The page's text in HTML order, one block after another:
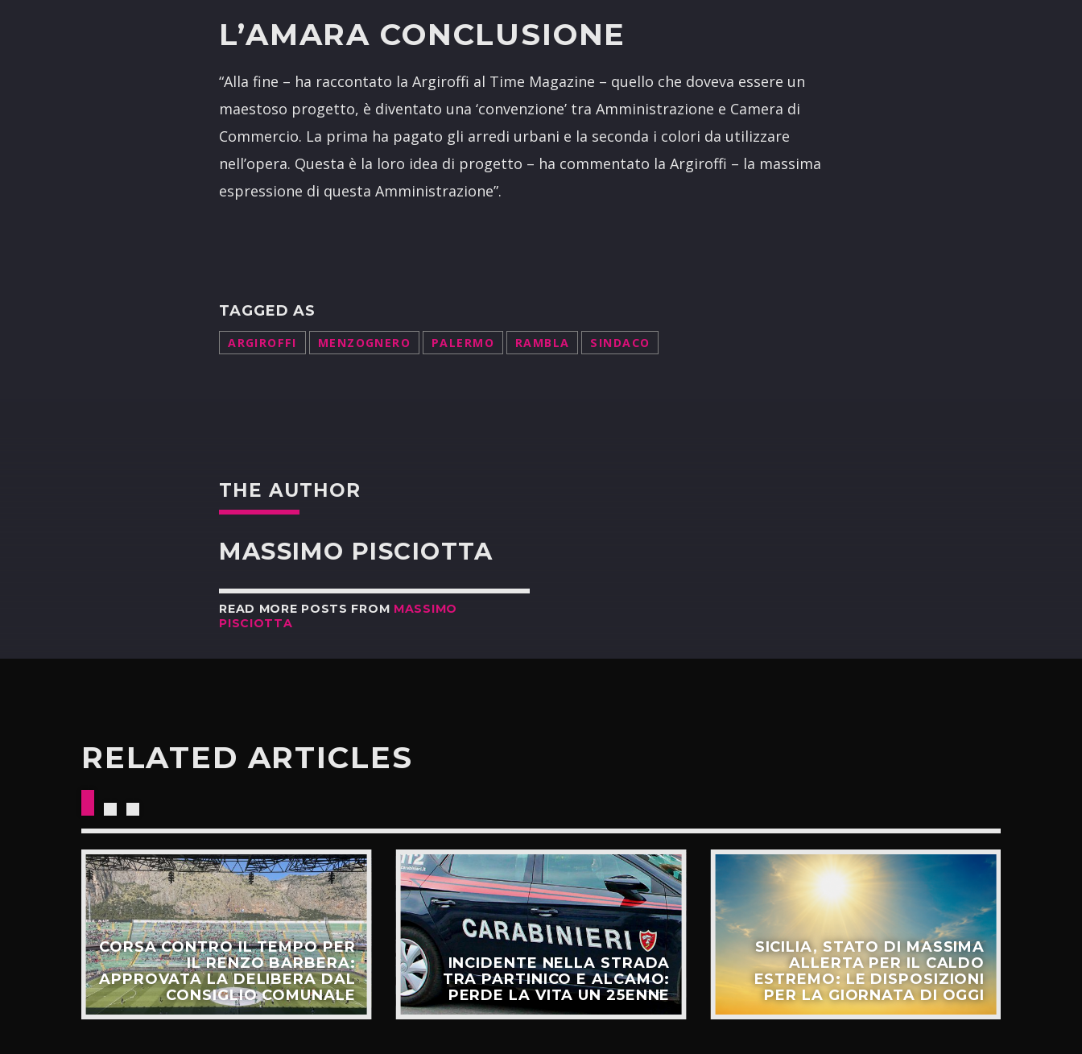
L’AMARA CONCLUSIONE
“Alla fine – ha raccontato la Argiroffi al Time Magazine – quello che doveva essere un
maestoso progetto, è diventato una ‘convenzione’ tra Amministrazione e Camera di
Commercio. La prima ha pagato gli arredi urbani e la seconda i colori da utilizzare
nell’opera. Questa è la loro idea di progetto – ha commentato la Argiroffi – la massima
espressione di questa Amministrazione”.
TAGGED AS
ARGIROFFI MENZOGNERO PALERMO RAMBLA SINDACO
THE AUTHOR
MASSIMO PISCIOTTA
READ MORE POSTS FROM MASSIMO
PISCIOTTA
RELATED ARTICLES
CORSA CONTRO IL TEMPO PER
IL RENZO BARBERA:
APPROVATA LA DELIBERA DAL
CONSIGLIO COMUNALE
INCIDENTE NELLA STRADA
TRA PARTINICO E ALCAMO:
PERDE LA VITA UN 25ENNE
SICILIA, STATO DI MASSIMA
ALLERTA PER IL CALDO
ESTREMO: LE DISPOSIZIONI
PER LA GIORNATA DI OGGI